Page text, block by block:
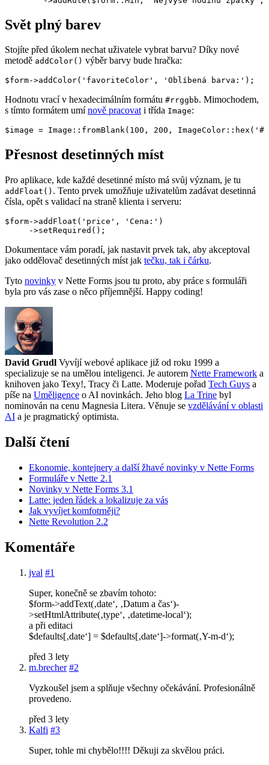
Svět plný barev
Stojíte před úkolem nechat uživatele vybrat barvu? Díky nové
metodě addColor() výběr barvy bude hračka:
Hodnotu vrací v hexadecimálním formátu #rrggbb. Mimochodem,
s tímto formátem umínově pracovati třída Image:
Přesnost desetinných míst
Pro aplikace, kde každé desetinné místo má svůj význam, je tu
addFloat() . Tento prvek umožňuje uživatelům zadávat desetinná
čísla, opět s validací na straně klienta i serveru:
$form->addFloat('price', 'Cena:')
Dokumentace vám poradí, jak nastavit prvek tak, aby akceptoval
jako oddělovač desetinných míst jak tečku, tak i čárku.
Tyto novinky v Nette Forms jsou tu proto, aby práce s formuláři
byla pro vás zase o něco příjemnější. Happy coding!
David Grudl Vyvíjí webové aplikace již od roku 1999 a
specializuje se na umělou inteligenci. Je autorem Nette Framework a
knihoven jako Texy!, Tracy či Latte. Moderuje pořad Tech Guys a
píše na Uměligence o AI novinkách. Jeho blog La Trine byl
nominován na cenu Magnesia Litera. Věnuje se vzdělávání v oblasti
AI a je pragmatický optimista.
Další čtení
Ekonomie, kontejnery a další žhavé novinky v Nette Forms
Formuláře v Nette 2.1
Novinky v Nette Forms 3.1
Latte: jeden řádek a lokalizuje za vás
Jak vyvíjet komfotrněji?
Nette Revolution 2.2
Komentáře
jval #1
Super, konečně se zbavím tohoto:
$form->addText(‚date‘, ‚Datum a čas‘)-
>setHtmlAttribute(‚type‘, ‚datetime-local‘);
a při editaci
$defaults[‚date‘] = $defaults[‚date‘]->format(‚Y-m-d‘);
před 3 lety
m.brecher #2
Vyzkoušel jsem a splňuje všechny očekávání. Profesionálně
provedeno.
před 3 lety
Kalfi #3
Super, tohle mi chybělo!!!! Děkuji za skvělou práci.